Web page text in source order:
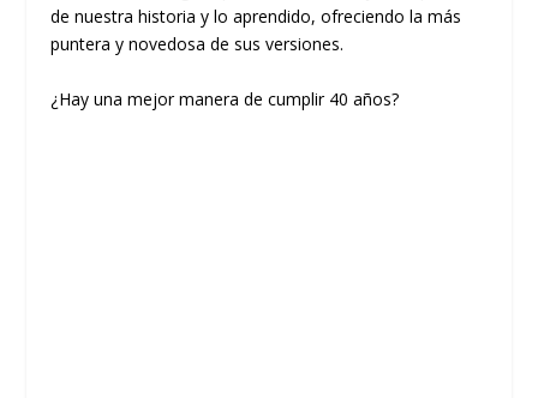
de nuestra historia y lo aprendido, ofreciendo la más
puntera y novedosa de sus versiones.
¿Hay una mejor manera de cumplir 40 años?